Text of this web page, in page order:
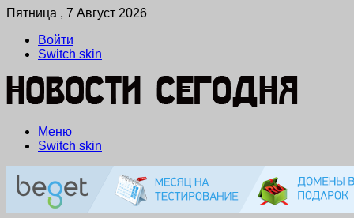
Пятница , 7 Август 2026
Войти
Switch skin
Меню
Switch skin